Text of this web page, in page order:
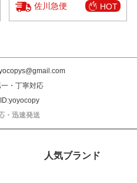
佐川急便 HOT
・丁寧対応
・迅速発送
人気ブランド